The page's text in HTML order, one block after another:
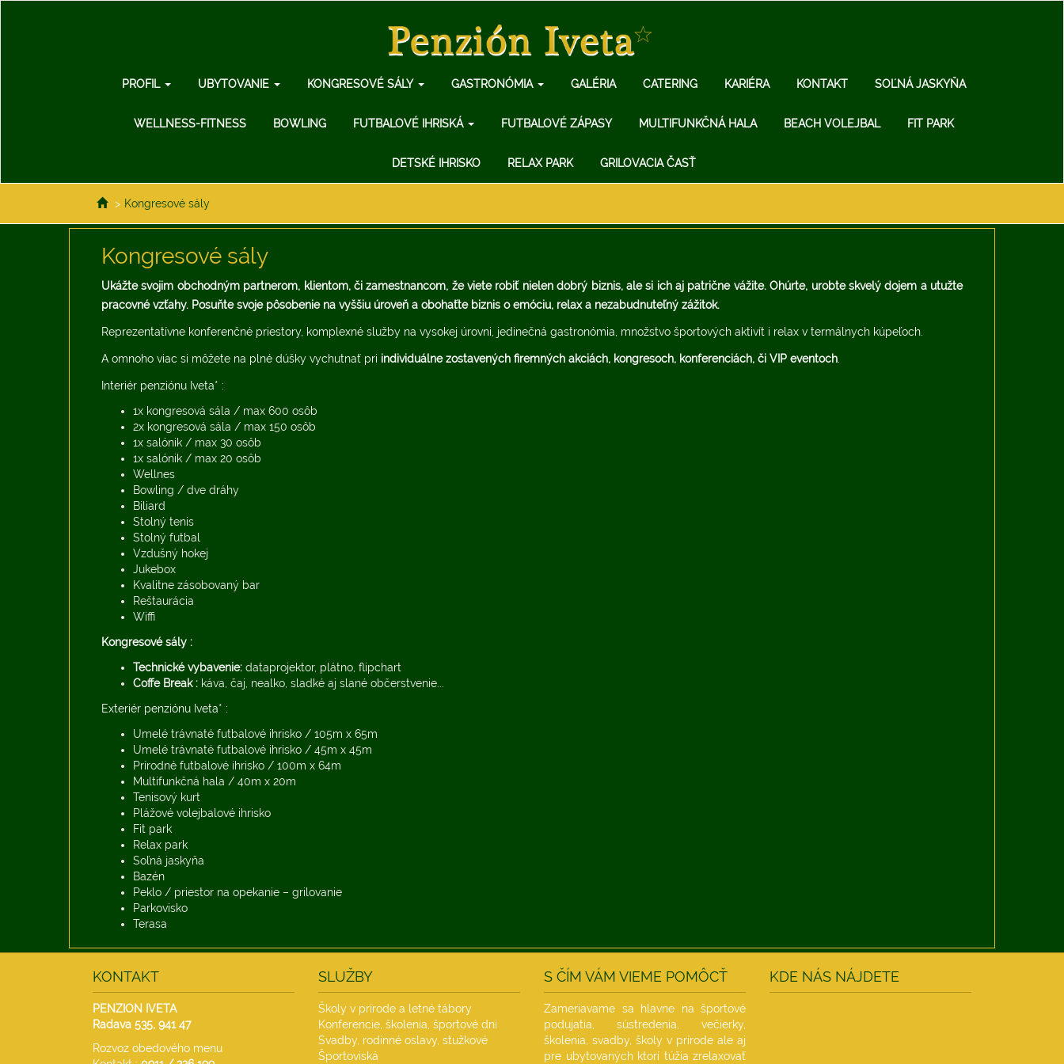
PROFIL UBYTOVANIE KONGRESOVÉ SÁLY GASTRONÓMIA GALÉRIA CATERING KARIÉRA KONTAKT SOĽNÁ JASKYŇA
WELLNESS-FITNESS BOWLING FUTBALOVÉ IHRISKÁ FUTBALOVÉ ZÁPASY MULTIFUNKČNÁ HALA BEACH VOLEJBAL FIT PARK
DETSKÉ IHRISKO RELAX PARK GRILOVACIA ČASŤ
> Kongresové sály
Kongresové sály
Ukážte svojim obchodným partnerom, klientom, či zamestnancom, že viete robiť nielen dobrý biznis, ale si ich aj patrične vážite. Ohúrte, urobte skvelý dojem a utužte
pracovné vzťahy. Posuňte svoje pôsobenie na vyššiu úroveň a obohaťte biznis o emóciu, relax a nezabudnuteľný zážitok.
Reprezentatívne konferenčné priestory, komplexné služby na vysokej úrovni, jedinečná gastronómia, množstvo športových aktivít i relax v termálnych kúpeľoch.
A omnoho viac si môžete na plné dúšky vychutnať pri individuálne zostavených firemných akciách, kongresoch, konferenciách, či VIP eventoch
Interiér penziónu Iveta* :
1x kongresová sála / max 600 osôb
2x kongresová sála / max 150 osôb
1x salónik / max 30 osôb
1x salónik / max 20 osôb
Wellnes
Bowling / dve dráhy
Biliard
Stolný tenis
Stolný futbal
Vzdušný hokej
Jukebox
Kvalitne zásobovaný bar
Reštaurácia
Wiffi
Kongresové sály :
Technické vybavenie: dataprojektor, plátno, flipchart
Coffe Break : káva, čaj, nealko, sladké aj slané občerstvenie...
Exteriér penziónu Iveta* :
Umelé trávnaté futbalové ihrisko / 105m x 65m
Umelé trávnaté futbalové ihrisko / 45m x 45m
Prírodné futbalové ihrisko / 100m x 64m
Multifunkčná hala / 40m x 20m
Tenisový kurt
Plážové volejbalové ihrisko
Fit park
Relax park
Soľná jaskyňa
Bazén
Peklo / priestor na opekanie – grilovanie
Parkovisko
Terasa
KONTAKT
PENZION IVETA
Radava 535, 941 47
Rozvoz obedového menu
SLUŽBY
Školy v prírode a letné tábory
Konferencie, školenia, športové dni
Svadby, rodinné oslavy, stužkové
Športoviská
S ČÍM VÁM VIEME POMÔCŤ
Zameriavame sa hlavne na športové
podujatia, sústredenia, večierky,
školenia, svadby, školy v prírode ale aj
pre ubytovaných ktorí túžia zrelaxovať
KDE NÁS NÁJDETE